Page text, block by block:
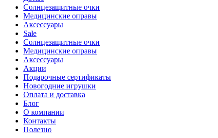
Солнцезащитные очки
Медицинские оправы
Аксессуары
Sale
Солнцезащитные очки
Медицинские оправы
Аксессуары
Акции
Подарочные сертификаты
Новогодние игрушки
Оплата и доставка
Блог
О компании
Контакты
Полезно